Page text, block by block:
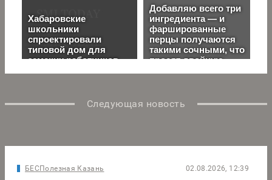
Следующая новость
БЕСПолезная Казань 02.08.2026, 12:39